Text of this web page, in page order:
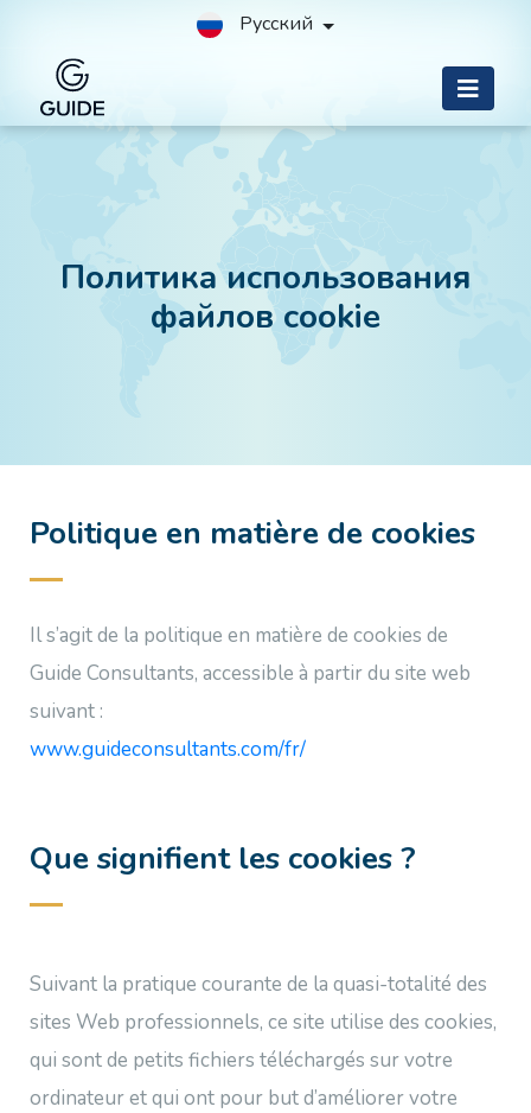
Русский
Политика использования
файлов cookie
Politique en matière de cookies
Il s’agit de la politique en matière de cookies de
Guide Consultants, accessible à partir du site web
suivant :
www.guideconsultants.com/fr/
Que signifient les cookies ?
Suivant la pratique courante de la quasi-totalité des
sites Web professionnels, ce site utilise des cookies,
qui sont de petits fichiers téléchargés sur votre
ordinateur et qui ont pour but d’améliorer votre